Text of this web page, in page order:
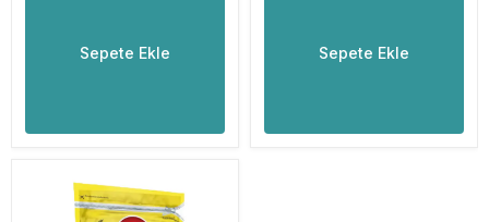
Sepete Ekle Sepete Ekle